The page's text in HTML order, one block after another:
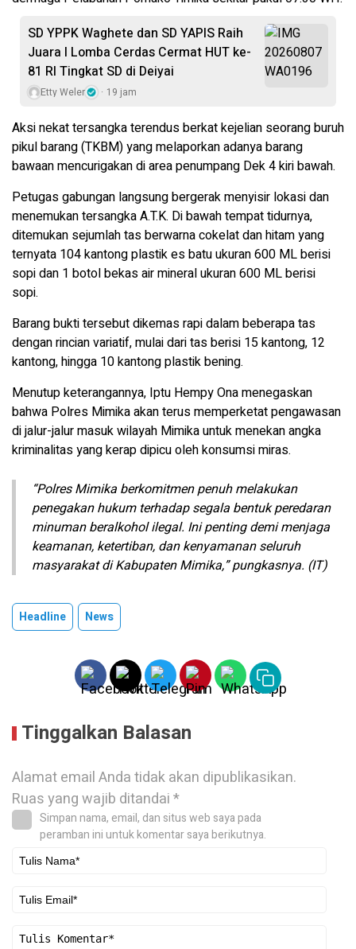
SD YPPK Waghete dan SD YAPIS Raih
Juara I Lomba Cerdas Cermat HUT ke-
81 RI Tingkat SD di Deiyai
Etty Weler 19 jam
Aksi nekat tersangka terendus berkat kejelian seorang buruh
pikul barang (TKBM) yang melaporkan adanya barang
bawaan mencurigakan di area penumpang Dek 4 kiri bawah.
Petugas gabungan langsung bergerak menyisir lokasi dan
menemukan tersangka A.T.K. Di bawah tempat tidurnya,
ditemukan sejumlah tas berwarna cokelat dan hitam yang
ternyata 104 kantong plastik es batu ukuran 600 ML berisi
sopi dan ​1 botol bekas air mineral ukuran 600 ML berisi
sopi.
​Barang bukti tersebut dikemas rapi dalam beberapa tas
dengan rincian variatif, mulai dari tas berisi 15 kantong, 12
kantong, hingga 10 kantong plastik bening.
Menutup keterangannya, Iptu Hempy Ona menegaskan
bahwa Polres Mimika akan terus memperketat pengawasan
di jalur-jalur masuk wilayah Mimika untuk menekan angka
kriminalitas yang kerap dipicu oleh konsumsi miras.
“Polres Mimika berkomitmen penuh melakukan
penegakan hukum terhadap segala bentuk peredaran
minuman beralkohol ilegal. Ini penting demi menjaga
keamanan, ketertiban, dan kenyamanan seluruh
masyarakat di Kabupaten Mimika,” pungkasnya. (IT)
Headline News
Tinggalkan Balasan
Alamat email Anda tidak akan dipublikasikan.
Ruas yang wajib ditandai*
Simpan nama, email, dan situs web saya pada
peramban ini untuk komentar saya berikutnya.